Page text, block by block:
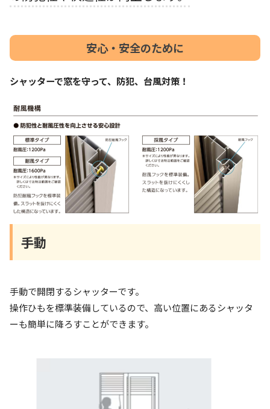
安心・安全のために
シャッターで窓を守って、防犯、台風対策！
手動
手動で開閉するシャッターです。
操作ひもを標準装備しているので、高い位置にあるシャッタ
ーも簡単に降ろすことができます。